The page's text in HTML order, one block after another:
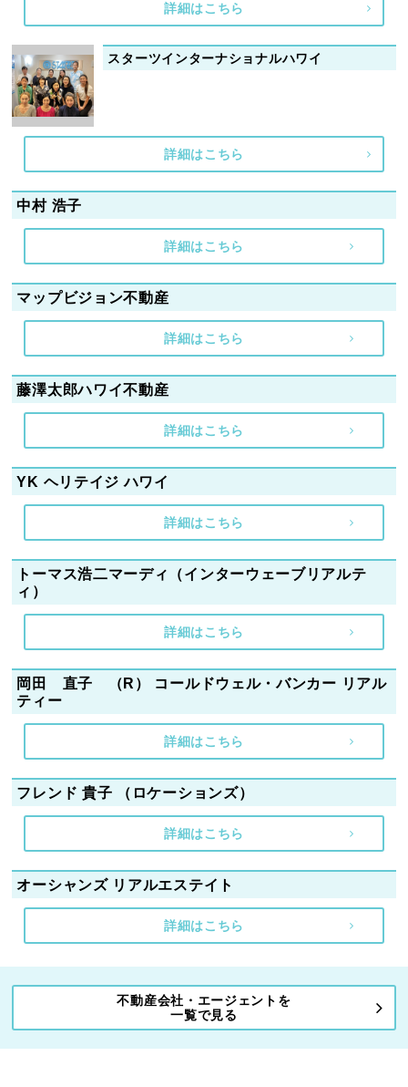
詳細はこちら
スターツインターナショナルハワイ
詳細はこちら
中村 浩子
詳細はこちら
マップビジョン不動産
詳細はこちら
藤澤太郎ハワイ不動産
詳細はこちら
YK ヘリテイジ ハワイ
詳細はこちら
トーマス浩二マーディ（インターウェーブリアルテ
ィ）
詳細はこちら
岡田 直子 （R） コールドウェル・バンカー リアル
ティー
詳細はこちら
フレンド 貴子 （ロケーションズ）
詳細はこちら
オーシャンズ リアルエステイト
詳細はこちら
不動産会社・エージェントを
一覧で見る